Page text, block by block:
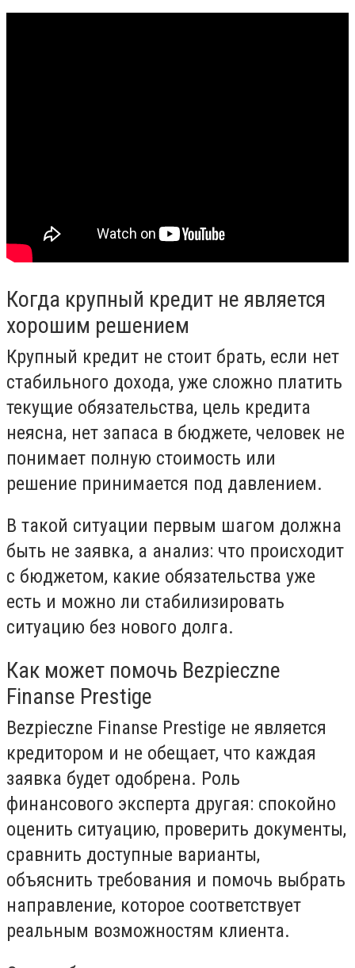
Когда крупный кредит не является
хорошим решением
Крупный кредит не стоит брать, если нет
стабильного дохода, уже сложно платить
текущие обязательства, цель кредита
неясна, нет запаса в бюджете, человек не
понимает полную стоимость или
решение принимается под давлением.
В такой ситуации первым шагом должна
быть не заявка, а анализ: что происходит
с бюджетом, какие обязательства уже
есть и можно ли стабилизировать
ситуацию без нового долга.
Как может помочь Bezpieczne
Finanse Prestige
Bezpieczne Finanse Prestige не является
кредитором и не обещает, что каждая
заявка будет одобрена. Роль
финансового эксперта другая: спокойно
оценить ситуацию, проверить документы,
сравнить доступные варианты,
объяснить требования и помочь выбрать
направление, которое соответствует
реальным возможностям клиента.